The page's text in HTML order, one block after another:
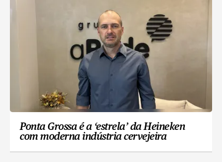
Ponta Grossa é a ‘estrela’ da Heineken
com moderna indústria cervejeira